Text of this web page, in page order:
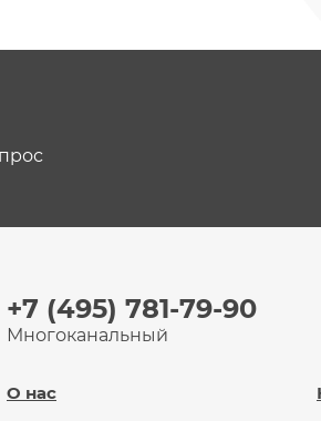
+7 (495) 781-79-90
Многоканальный
О нас